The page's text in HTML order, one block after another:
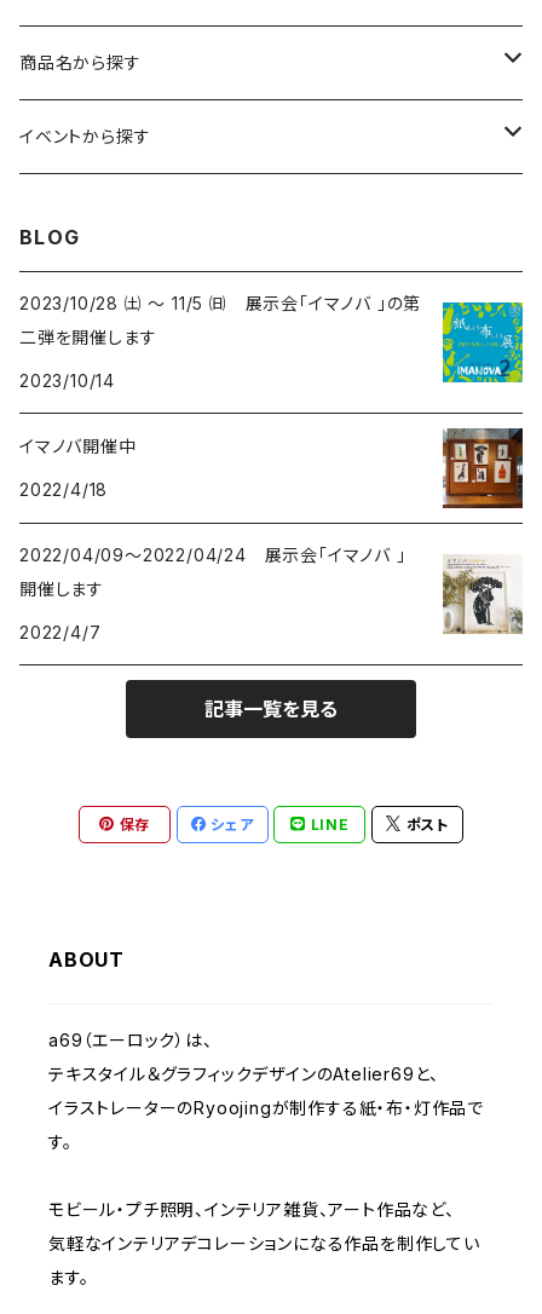
レギュラーサイズ
コンパクトサイズ
イラスト（フレーム付）
サイン付イラスト（フレーム付）
プリント
ガーゼスカーフ
てぬぐい
キャンプ - CAMPING
サーカス- CIRCUS
イヌ-DOGS
シカ - DEERS
商品名から探す
kirie-deco
イベントから探す
2013 きのうのすきま2
2013 a69かみもの展
BLOG
2023/10/28 ㈯ ～ 11/5 ㈰ 展示会「イマノバ 」の第
二弾を開催します
2023/10/14
イマノバ開催中
2022/4/18
2022/04/09～2022/04/24 展示会「イマノバ 」
開催します
2022/4/7
記事一覧を見る
保存 シェア LINE ポスト
ABOUT
a69（エーロック）は、
テキスタイル＆グラフィックデザインのAtelier69と、
イラストレーターのRyoojingが制作する紙・布・灯作品で
す。
モビール・プチ照明、インテリア雑貨、アート作品など、
気軽なインテリアデコレーションになる作品を制作してい
ます。